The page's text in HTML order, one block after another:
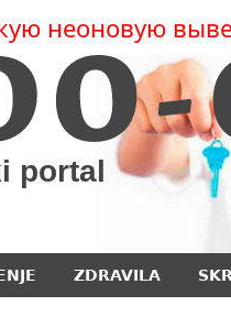
неоновую
portal
ZDRAVILA